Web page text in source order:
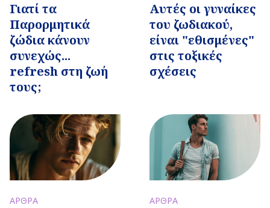
Γιατί τα
Παρορμητικά
ζώδια κάνουν
συνεχώς...
refresh στη ζωή
τους;
Αυτές οι γυναίκες
του ζωδιακού,
είναι "εθισμένες"
στις τοξικές
σχέσεις
ΑΡΘΡΑ ΑΡΘΡΑ